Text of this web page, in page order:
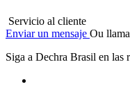
Servicio al cliente
Enviar un mensaje Ou
Siga a Dechra Brasil en las